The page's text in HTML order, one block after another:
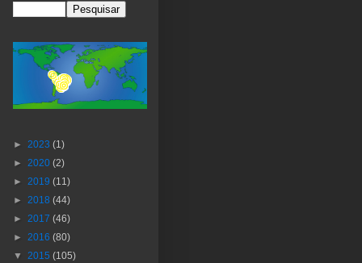
► 2023 (1)
► 2020 (2)
► 2019 (11)
► 2018 (44)
► 2017 (46)
► 2016 (80)
▼ 2015 (105)